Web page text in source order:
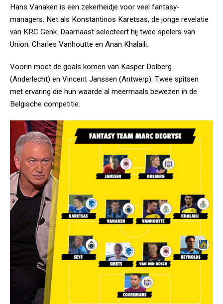
Hans Vanaken is een zekerheidje voor veel fantasy-
managers. Net als Konstantinos Karetsas, de jonge revelatie
van KRC Genk. Daarnaast selecteert hij twee spelers van
Union: Charles Vanhoutte en Anan Khalaili.
Voorin moet de goals komen van Kasper Dolberg
(Anderlecht) en Vincent Janssen (Antwerp). Twee spitsen
met ervaring die hun waarde al meermaals bewezen in de
Belgische competitie.